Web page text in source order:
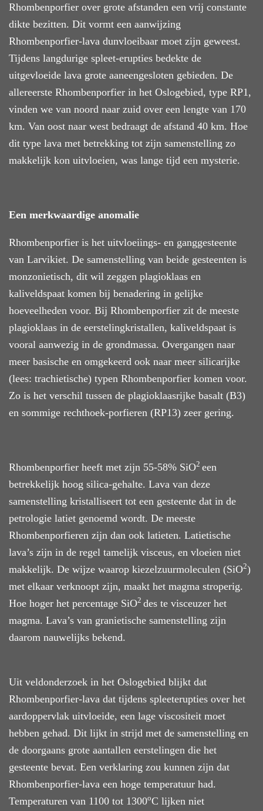
Rhombenporfier over grote afstanden een vrij constante
dikte bezitten. Dit vormt een aanwijzing
Rhombenporfier-lava dunvloeibaar moet zijn geweest.
Tijdens langdurige spleet-erupties bedekte de
uitgevloeide lava grote aaneengesloten gebieden. De
allereerste Rhombenporfier in het Oslogebied, type RP1,
vinden we van noord naar zuid over een lengte van 170
km. Van oost naar west bedraagt de afstand 40 km. Hoe
dit type lava met betrekking tot zijn samenstelling zo
makkelijk kon uitvloeien, was lange tijd een mysterie.
Een merkwaardige anomalie
Rhombenporfier is het uitvloeiings- en ganggesteente
van Larvikiet. De samenstelling van beide gesteenten is
monzonietisch, dit wil zeggen plagioklaas en
kaliveldspaat komen bij benadering in gelijke
hoeveelheden voor. Bij Rhombenporfier zit de meeste
plagioklaas in de eerstelingkristallen, kaliveldspaat is
vooral aanwezig in de grondmassa. Overgangen naar
meer basische en omgekeerd ook naar meer silicarijke
(lees: trachietische) typen Rhombenporfier komen voor.
Zo is het verschil tussen de plagioklaasrijke basalt (B3)
en sommige rechthoek-porfieren (RP13) zeer gering.
Rhombenporfier heeft met zijn 55-58% SiO2 een
betrekkelijk hoog silica-gehalte. Lava van deze
samenstelling kristalliseert tot een gesteente dat in de
petrologie latiet genoemd wordt. De meeste
Rhombenporfieren zijn dan ook latieten. Latietische
lava’s zijn in de regel tamelijk visceus, en vloeien niet
makkelijk. De wijze waarop kiezelzuurmoleculen (SiO2)
met elkaar verknoopt zijn, maakt het magma stroperig.
Hoe hoger het percentage SiO2 des te visceuzer het
magma. Lava’s van granietische samenstelling zijn
daarom nauwelijks bekend.
Uit veldonderzoek in het Oslogebied blijkt dat
Rhombenporfier-lava dat tijdens spleeterupties over het
aardoppervlak uitvloeide, een lage viscositeit moet
hebben gehad. Dit lijkt in strijd met de samenstelling en
de doorgaans grote aantallen eerstelingen die het
gesteente bevat. Een verklaring zou kunnen zijn dat
Rhombenporfier-lava een hoge temperatuur had.
Temperaturen van 1100 tot 1300oC lijken niet